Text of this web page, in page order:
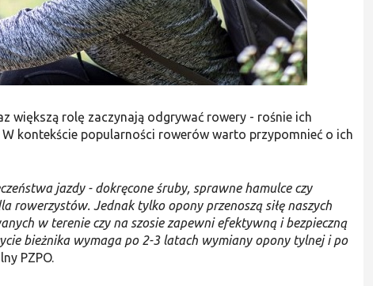
większą rolę zaczynają odgrywać rowery - rośnie ich
kontekście popularności rowerów warto przypomnieć o ich
jazdy - dokręcone śruby, sprawne hamulce czy
rowerzystów. Jednak tylko opony przenoszą siłę naszych
w terenie czy na szosie zapewni efektywną i bezpieczną
bieżnika wymaga po 2-3 latach wymiany opony tylnej i po
PZPO.